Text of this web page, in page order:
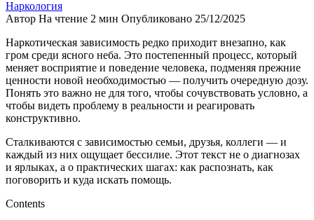
Наркология
Автор На чтение 2 мин Опубликовано 25/12/2025
Наркотическая зависимость редко приходит внезапно, как
гром среди ясного неба. Это постепенный процесс, который
меняет восприятие и поведение человека, подменяя прежние
ценности новой необходимостью — получить очередную дозу.
Понять это важно не для того, чтобы сочувствовать условно, а
чтобы видеть проблему в реальности и реагировать
конструктивно.
Сталкиваются с зависимостью семьи, друзья, коллеги — и
каждый из них ощущает бессилие. Этот текст не о диагнозах
и ярлыках, а о практических шагах: как распознать, как
поговорить и куда искать помощь.
Contents